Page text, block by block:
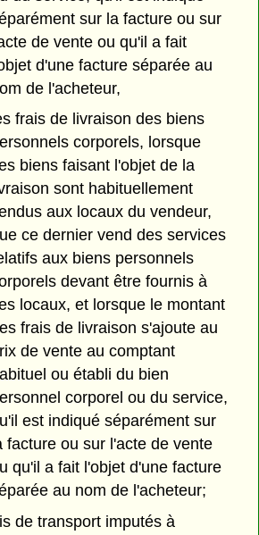
sur la facture ou sur
de vente ou qu'il a fait
d'une facture séparée au
de l'acheteur,
frais de livraison des biens
corporels, lorsque
biens faisant l'objet de la
sont habituellement
aux locaux du vendeur,
ce dernier vend des services
aux biens personnels
devant être fournis à
locaux, et lorsque le montant
frais de livraison s'ajoute au
de vente au comptant
ou établi du bien
corporel ou du service,
est indiqué séparément sur
facture ou sur l'acte de vente
qu'il a fait l'objet d'une facture
au nom de l'acheteur;
de transport imputés à